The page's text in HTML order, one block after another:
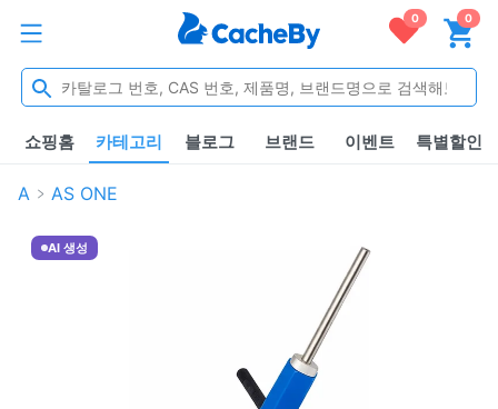
0 0
쇼핑홈 카테고리 블로그 브랜드 이벤트 특별할인
A AS ONE
AI 생성